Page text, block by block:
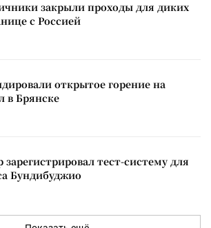
закрыли проходы для диких
с Россией
открытое горение на
в Брянске
зарегистрировал тест-систему для
Бундибуджио